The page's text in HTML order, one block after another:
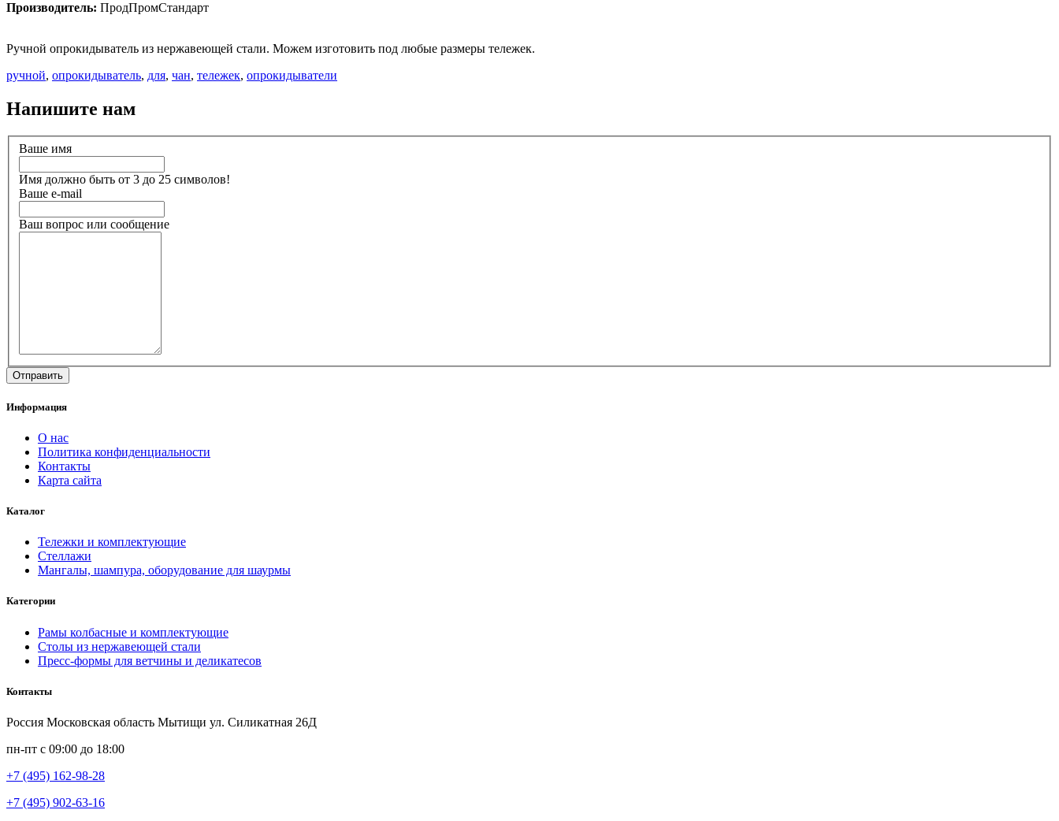
Производитель: ПродПромСтандарт
Ручной опрокидыватель из нержавеющей стали. Можем изготовить под любые размеры тележек.
ручной, опрокидыватель, для, чан, тележек, опрокидыватели
Напишите нам
Ваше имя
Имя должно быть от 3 до 25 символов!
Ваше e-mail
Ваш вопрос или сообщение
Информация
О нас
Политика конфиденциальности
Контакты
Карта сайта
Каталог
Тележки и комплектующие
Стеллажи
Мангалы, шампура, оборудование для шаурмы
Категории
Рамы колбасные и комплектующие
Столы из нержавеющей стали
Пресс-формы для ветчины и деликатесов
Контакты
Россия Московская область Мытищи ул. Силикатная 26Д
пн-пт с 09:00 до 18:00
+7 (495) 162-98-28
+7 (495) 902-63-16